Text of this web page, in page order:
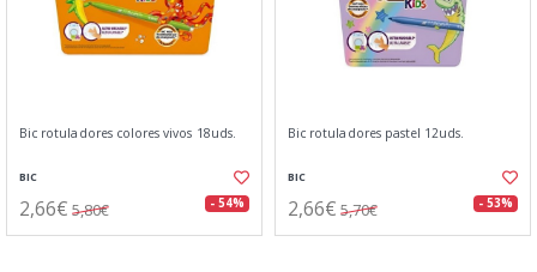
Bic rotuladores colores vivos 18uds.
BIC
2,66€ 5,80€ - 54%
Bic rotuladores pastel 12uds.
BIC
2,66€ 5,70€ - 53%